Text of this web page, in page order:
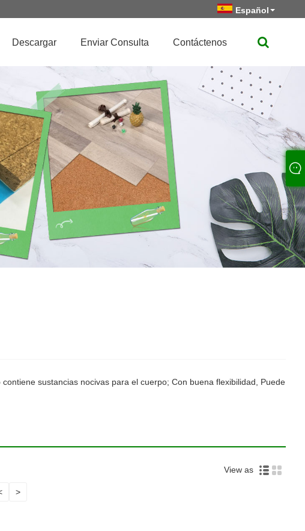
Español
Descargar Enviar Consulta Contáctenos
sustancias nocivas para el cuerpo; Con buena flexibilidad, Puede
View as
>